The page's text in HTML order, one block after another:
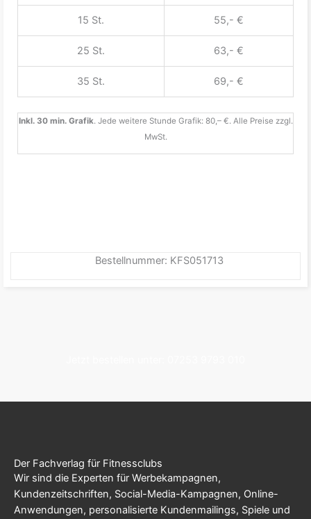
15 St. 55,- €
25 St. 63,- €
35 St. 69,- €
Inkl. 30 min. Grafik. Jede weitere Stunde Grafik: 80,– €. Alle Preise zzgl.
MwSt.
Bestellnummer: KFS051713
Der Fachverlag für Fitnessclubs
Wir sind die Experten für Werbekampagnen,
Kundenzeitschriften, Social-Media-Kampagnen, Online-
Anwendungen, personalisierte Kundenmailings, Spiele und